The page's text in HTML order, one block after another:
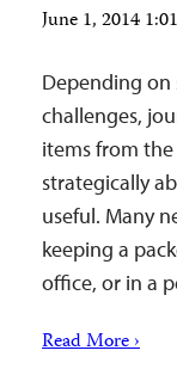
June 1, 2014
Depending on
challenges,
items from
strategically
useful. Many
keeping a
office, or in a
Read More ›